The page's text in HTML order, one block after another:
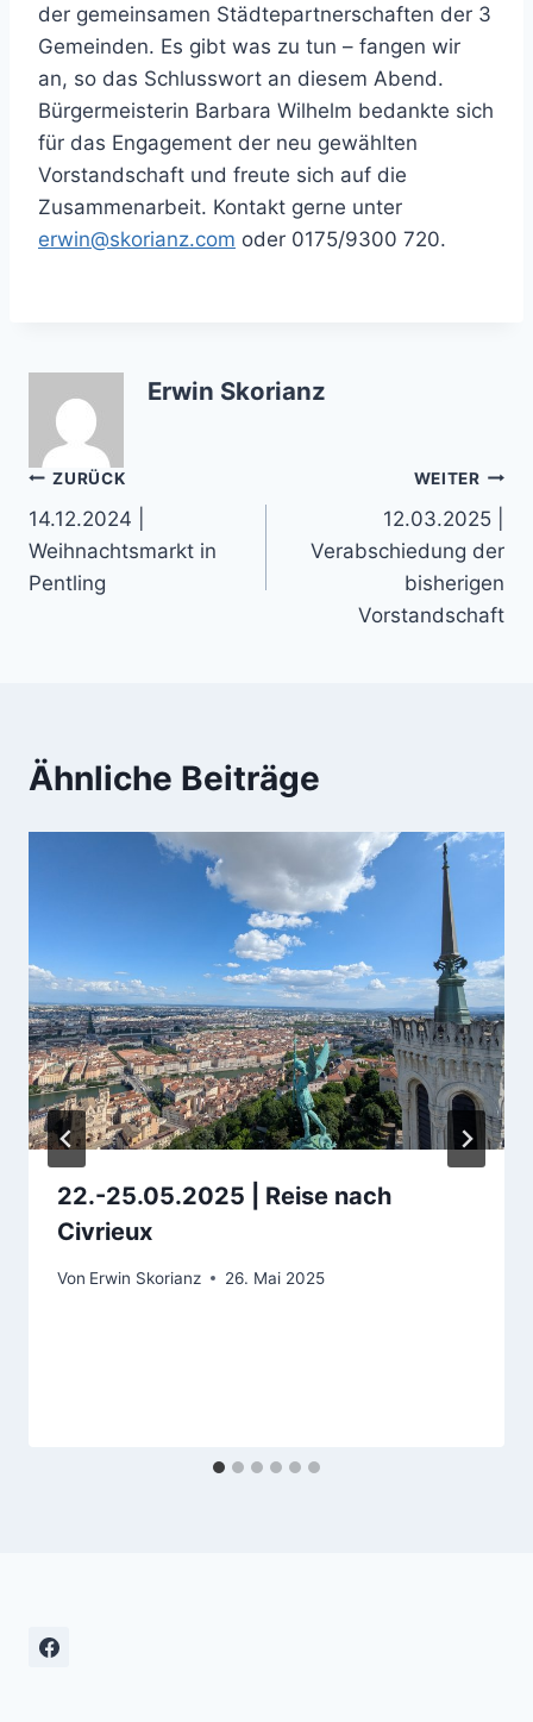
der gemeinsamen Städtepartnerschaften der 3
Gemeinden. Es gibt was zu tun – fangen wir
an, so das Schlusswort an diesem Abend.
Bürgermeisterin Barbara Wilhelm bedankte sich
für das Engagement der neu gewählten
Vorstandschaft und freute sich auf die
Zusammenarbeit. Kontakt gerne unter
erwin@skorianz.com oder 0175/9300 720.
Erwin Skorianz
Beitragsnavigation
ZURÜCK
14.12.2024 |
Weihnachtsmarkt in
Pentling
WEITER
12.03.2025 |
Verabschiedung der
bisherigen
Vorstandschaft
Ähnliche Beiträge
22.-25.05.2025 | Reise nach
Civrieux
Von Erwin Skorianz 26. Mai 2025